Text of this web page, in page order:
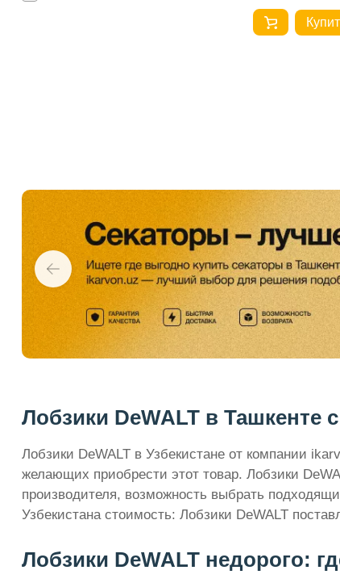
Лобзики DeWALT в Ташкенте
Лобзики DeWALT в Узбекистане от компании
желающих приобрести этот товар. Лобзики
производителя, возможность выбрать
Узбекистана стоимость: Лобзики DeWALT
Лобзики DeWALT недорого: